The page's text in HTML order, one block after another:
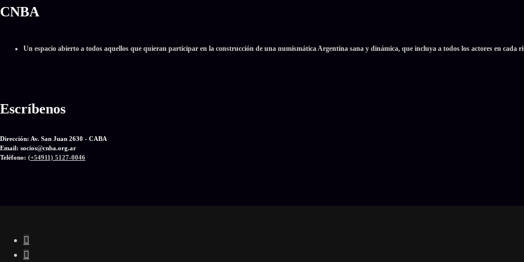
CNBA
Un espacio abierto a todos aquellos que quieran participar en la construcción de una numismática Argentina sana y dinámica, que incluya a todos los actores en cada
Escríbenos
Dirección: Av. San Juan 2630 - CABA
Email: socios@cnba.org.ar
Teléfono: (+54911) 5127-0046